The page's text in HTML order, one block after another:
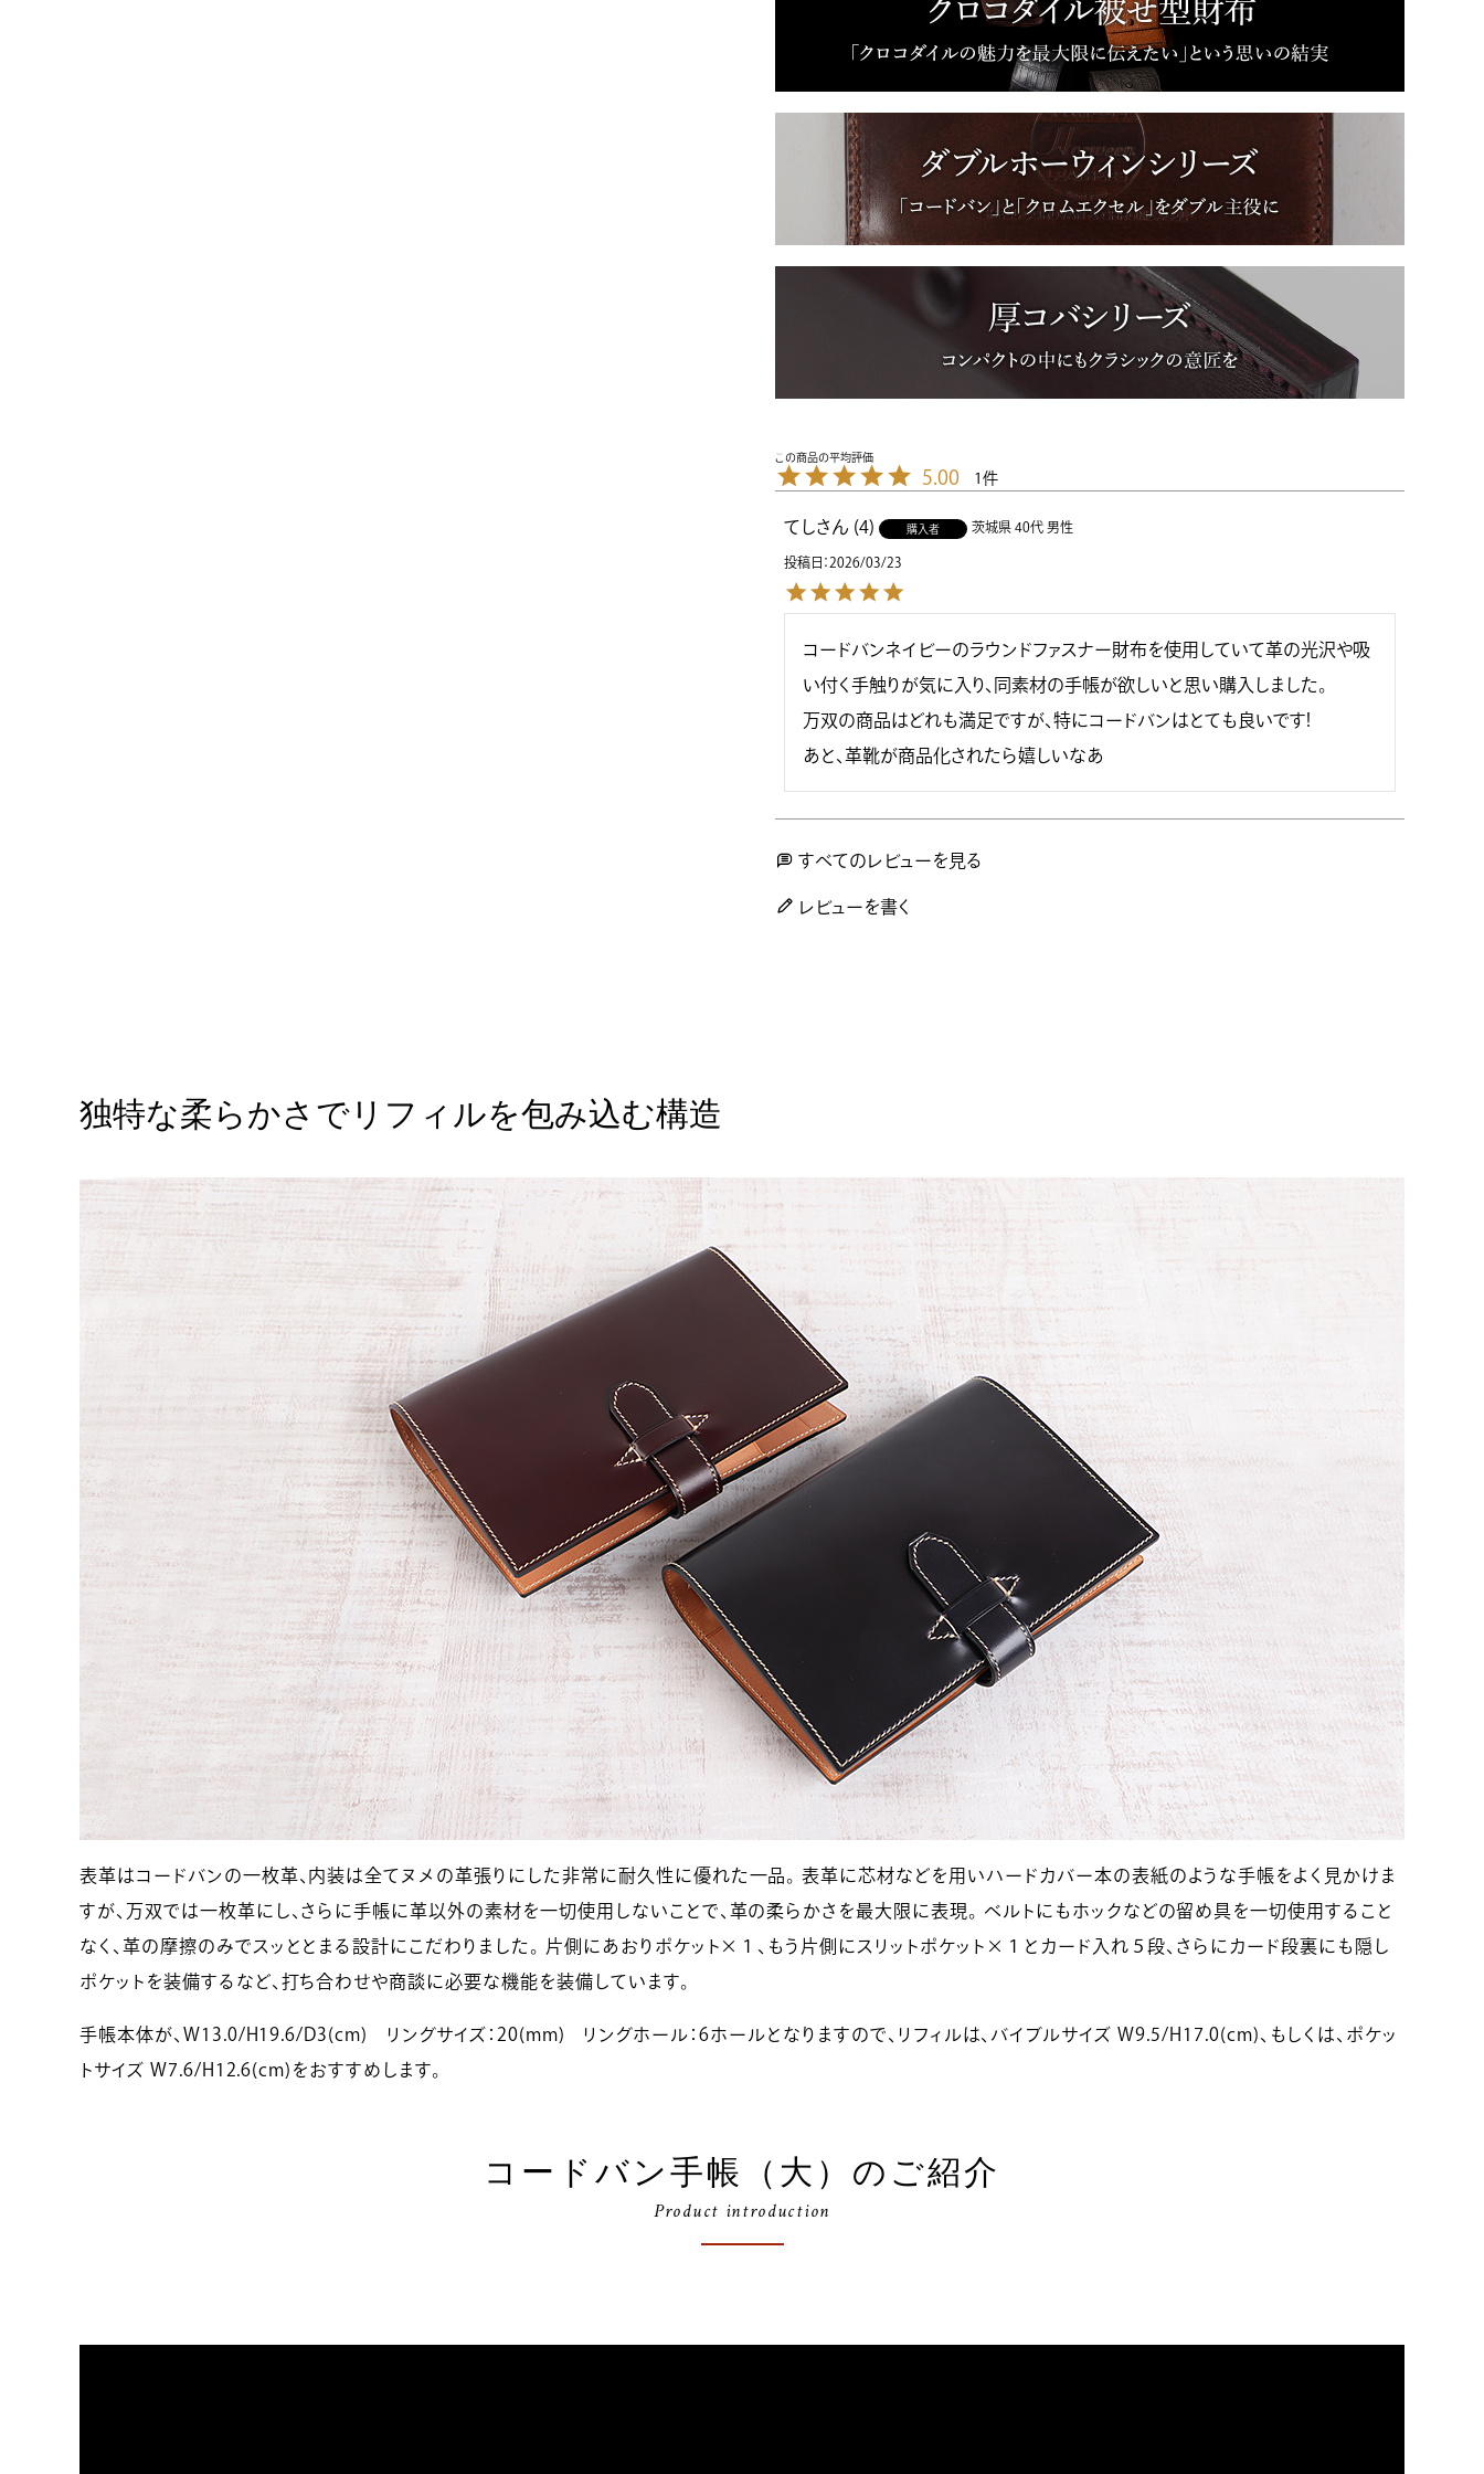
5.00 1
てし 4 購入者 茨城県 40代 男性
投稿日 2026/03/23
コードバンネイビーのラウンドファスナー財布を使用していて革の光沢や吸
い付く手触りが気に入り、同素材の手帳が欲しいと思い購入しました。
万双の商品はどれも満足ですが、特にコードバンはとても良いです!
あと、革靴が商品化されたら嬉しいなあ
すべてのレビューを見る
レビューを書く
独特な柔らかさでリフィルを包み込む構造
表革はコードバンの一枚革、内装は全てヌメの革張りにした非常に耐久性に優れた一品。 表革に芯材などを用いハードカバー本の表紙のような手帳をよく見かけま
すが、万双では一枚革にし、さらに手帳に革以外の素材を一切使用しないことで、革の柔らかさを最大限に表現。 ベルトにもホックなどの留め具を一切使用すること
なく、革の摩擦のみでスッととまる設計にこだわりました。 片側にあおりポケット×１、もう片側にスリットポケット×１とカード入れ５段、さらにカード段裏にも隠し
ポケットを装備するなど、打ち合わせや商談に必要な機能を装備しています。
手帳本体が、W13.0/H19.6/D3(cm) リングサイズ：20(mm) リングホール：6ホールとなりますので、リフィルは、バイブルサイズ W9.5/H17.0(cm)、もしくは、ポケッ
トサイズ W7.6/H12.6(cm)をおすすめします。
コードバン手帳（大）のご紹介
Product introduction